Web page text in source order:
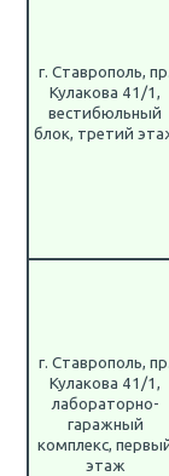
г. Ставрополь,
Кулакова 41/1,
вестибюльный
блок, третий
г. Ставрополь,
Кулакова 41/1,
лабораторно-
гаражный
комплекс,
этаж